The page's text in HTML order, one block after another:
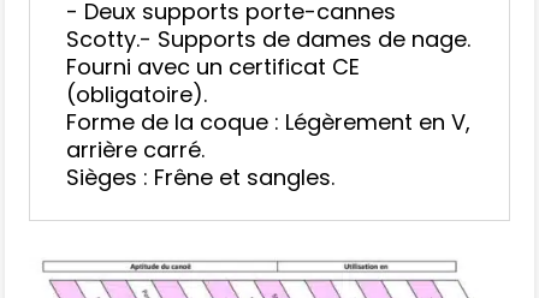
- Deux supports porte-cannes
Scotty.- Supports de dames de nage.
Fourni avec un certificat CE
(obligatoire).
Forme de la coque : Légèrement en V,
arrière carré.
Sièges : Frêne et sangles.